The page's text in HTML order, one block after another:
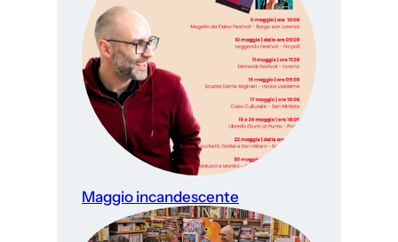
Maggio incandescente